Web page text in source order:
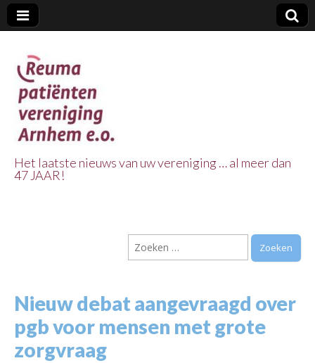
Vereniging
Arnhem e.o.
Het laatste nieuws van uw vereniging … al meer dan
47 JAAR!
Zoeken
naar:
Nieuw debat aangevraagd over
pgb voor mensen met grote
zorgvraag